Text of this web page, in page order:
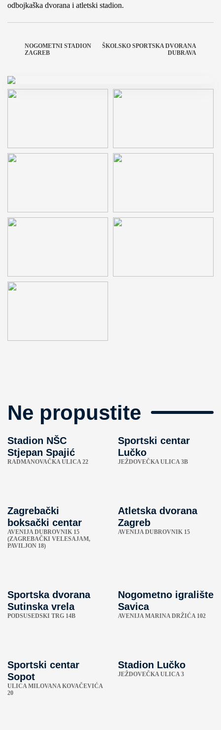
odbojkaška dvorana i atletski stadion.
NOGOMETNI STADION
ZAGREB
ŠKOLSKO SPORTSKA DVORANA
DUBRAVA
Ne propustite
Stadion NŠC
Stjepan Spajić
RADMANOVAČKA ULICA 22
Sportski centar
Lučko
JEŽDOVEČKA ULICA 3B
Zagrebački
boksački centar
AVENIJA DUBROVNIK 15
(ZAGREBAČKI VELESAJAM,
PAVILJON 18)
Atletska dvorana
Zagreb
AVENIJA DUBROVNIK 15
Sportska dvorana
Sutinska vrela
PODSUSEDSKI TRG 14B
Nogometno igralište
Savica
AVENIJA MARINA DRŽIĆA 102
Sportski centar
Sopot
ULICA MILOVANA KOVAČEVIĆA
20
Stadion Lučko
JEŽDOVEČKA ULICA 3